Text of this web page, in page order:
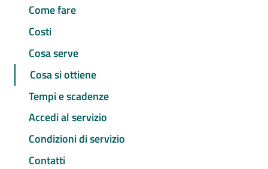
Come fare
Costi
Cosa serve
Cosa si ottiene
Tempi e scadenze
Accedi al servizio
Condizioni di servizio
Contatti